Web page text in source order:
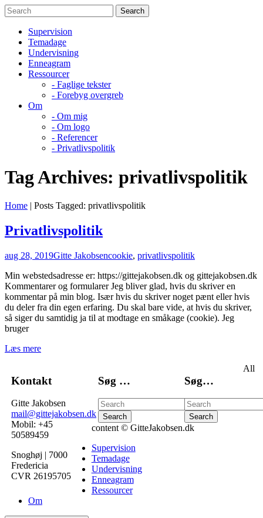
Supervision
Temadage
Undervisning
Enneagram
Ressourcer
- Faglige tekster
- Forebyg overgreb
Om
- Om mig
- Om logo
- Referencer
- Privatlivspolitik
Tag Archives: privatlivspolitik
Home | Posts Tagged: privatlivspolitik
Privatlivspolitik
aug 28, 2019Gitte Jakobsencookie, privatlivspolitik
Min webstedsadresse er: https://gittejakobsen.dk og gittejakobsen.dk
Kommentarer og formularer Jeg bliver glad, hvis du skriver en
kommentar på min blog. Især hvis du skriver noget pænt eller hvis
du deler fra din egen erfaring. Du skal bare vide, at hvis du skriver,
så siger du samtidig ja til at modtage en småkage (cookie). Jeg
bruger
Læs mere
Kontakt
Gitte Jakobsen
mail@gittejakobsen.dk
Mobil: +45
50589459
Snoghøj | 7000
Fredericia
CVR 26195705
Søg … Søg…
All
content © GitteJakobsen.dk
Supervision
Temadage
Undervisning
Enneagram
Ressourcer
Om